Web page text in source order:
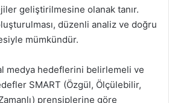
geliştirilmesine olanak tanır.
düzenli analiz ve doğru
mümkündür.
medya hedeflerini belirlemeli ve
SMART (Özgül, Ölçülebilir,
prensiplerine göre